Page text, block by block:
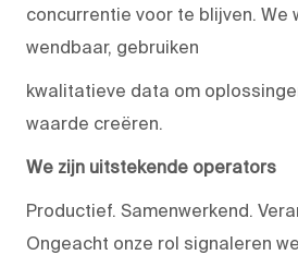
concurrentie voor te blijven. We
wendbaar, gebruiken
kwalitatieve data om
waarde creëren.
We zijn uitstekende operators
Productief. Samenwerkend.
Ongeacht onze rol signaleren we